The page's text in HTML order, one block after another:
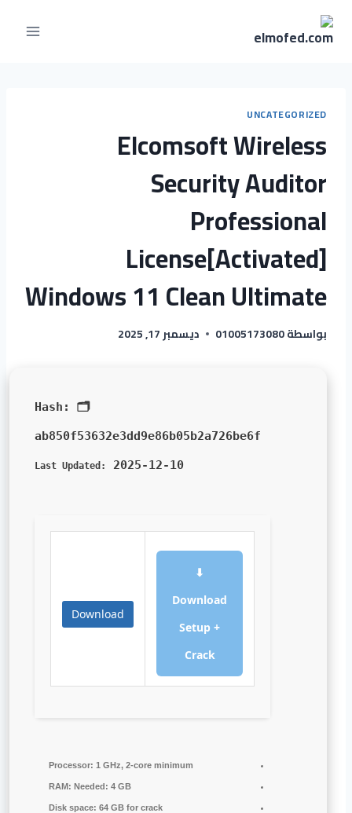
UNCATEGORIZED
Elcomsoft Wireless
Security Auditor
Professional
License[Activated]
Windows 11 Clean Ultimate
بواسطة01005173080 ديسمبر 17, 2025
🗂 Hash:
ab850f53632e3dd9e86b05b2a726be6f
Last Updated: 2025-12-10
⬇
Download
Setup +
Crack
Download
Processor: 1 GHz, 2-core minimum
RAM: Needed: 4 GB
Disk space: 64 GB for crack